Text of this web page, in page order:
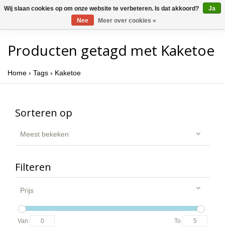
Producten getagd met Kaketoe
Home › Tags › Kaketoe
Sorteren op
Meest bekeken
Filteren
Prijs
Van To
Wij slaan cookies op om onze website te verbeteren. Is dat akkoord?
Ja
Nee
Meer over cookies »